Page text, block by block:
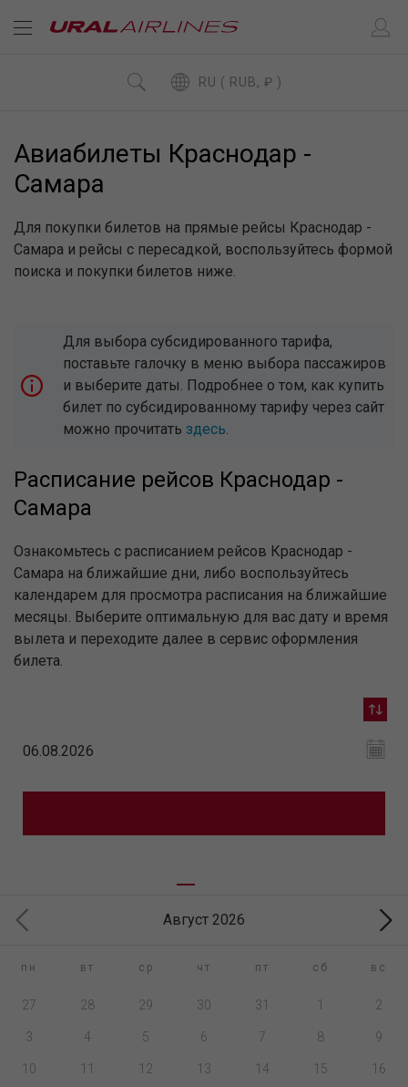
RU ( RUB, ₽ )
Авиабилеты Краснодар -
Самара
Для покупки билетов на прямые рейсы Краснодар -
Самара и рейсы с пересадкой, воспользуйтесь формой
поиска и покупки билетов ниже.
Для выбора субсидированного тарифа,
поставьте галочку в меню выбора пассажиров
и выберите даты. Подробнее о том, как купить
билет по субсидированному тарифу через сайт
можно прочитать здесь.
Расписание рейсов Краснодар -
Самара
Ознакомьтесь с расписанием рейсов Краснодар -
Самара на ближайшие дни, либо воспользуйтесь
календарем для просмотра расписания на ближайшие
месяцы. Выберите оптимальную для вас дату и время
вылета и переходите далее в сервис оформления
билета.
Август 2026
пн вт ср чт пт сб вс
27 28 29 30 31 1 2
3 4 5 6 7 8 9
10 11 12 13 14 15 16